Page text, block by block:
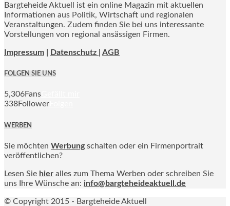
Bargteheide Aktuell ist ein online Magazin mit aktuellen
Informationen aus Politik, Wirtschaft und regionalen
Veranstaltungen. Zudem finden Sie bei uns interessante
Vorstellungen von regional ansässigen Firmen.
Impressum Datenschutz | AGB
FOLGEN SIE UNS
5,306Fans
338Follower
WERBEN
Sie möchten Werbung schalten oder ein Firmenportrait
veröffentlichen?
Lesen Sie hier alles zum Thema Werben oder schreiben Sie
uns Ihre Wünsche an: info@bargteheideaktuell.de
© Copyright 2015 - Bargteheide Aktuell